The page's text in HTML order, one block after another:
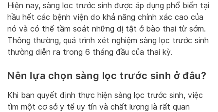
Hiện nay, sàng lọc trước sinh được áp dụng phổ biến tại
hầu hết các bệnh viện do khả năng chính xác cao của
nó và có thể tầm soát những dị tật ở bào thai từ sớm.
Thông thường, quá trình xét nghiệm sàng lọc trước sinh
thường diễn ra trong 6 tháng đầu của thai kỳ.
Nên lựa chọn sàng lọc trước sinh ở đâu?
Khi bạn quyết định thực hiện sàng lọc trước sinh, việc
tìm một cơ sở y tế uy tín và chất lượng là rất quan